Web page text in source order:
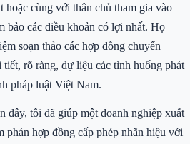
hoặc cùng với thân chủ tham gia vào
bảo các điều khoản có lợi nhất. Họ
soạn thảo các hợp đồng chuyển
tiết, rõ ràng, dự liệu các tình huống phát
pháp luật Việt Nam.
đây, tôi đã giúp một doanh nghiệp xuất
phán hợp đồng cấp phép nhãn hiệu với